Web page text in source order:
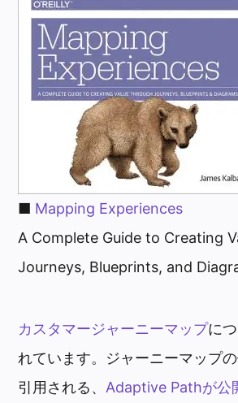
■ Mapping Experiences
A Complete Guide to Creating
Journeys, Blueprints, and
カスタマージャーニーマップに
れています。ジャーニーマップ
引用される、 Adaptive Pathが公